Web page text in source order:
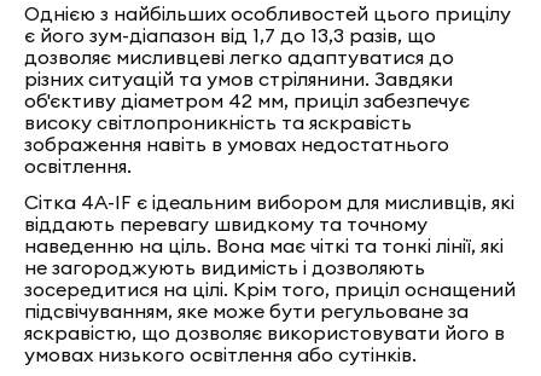
Однією з найбільших особливостей цього прицілу
є його зум-діапазон від 1,7 до 13,3 разів, що
дозволяє мисливцеві легко адаптуватися до
різних ситуацій та умов стрілянини. Завдяки
об'єктиву діаметром 42 мм, приціл забезпечує
високу світлопроникність та яскравість
зображення навіть в умовах недостатнього
освітлення.
Сітка 4A-IF є ідеальним вибором для мисливців, які
віддають перевагу швидкому та точному
наведенню на ціль. Вона має чіткі та тонкі лінії, які
не загороджують видимість і дозволяють
зосередитися на цілі. Крім того, приціл оснащений
підсвічуванням, яке може бути регульоване за
яскравістю, що дозволяє використовувати його в
умовах низького освітлення або сутінків.